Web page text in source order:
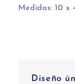
Medidas: 10 x
Diseño